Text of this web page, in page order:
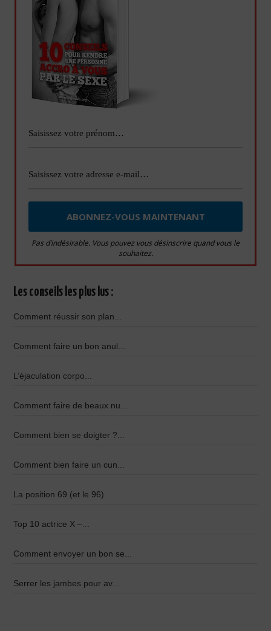
Pas d’indésirable. Vous pouvez vous désinscrire quand vous le
souhaitez.
Les conseils les plus lus :
Comment réussir son plan...
Comment faire un bon anul...
L’éjaculation corpo...
Comment faire de beaux nu...
Comment bien se doigter ?...
Comment bien faire un cun...
La position 69 (et le 96)
Top 10 actrice X –...
Comment envoyer un bon se...
Serrer les jambes pour av...